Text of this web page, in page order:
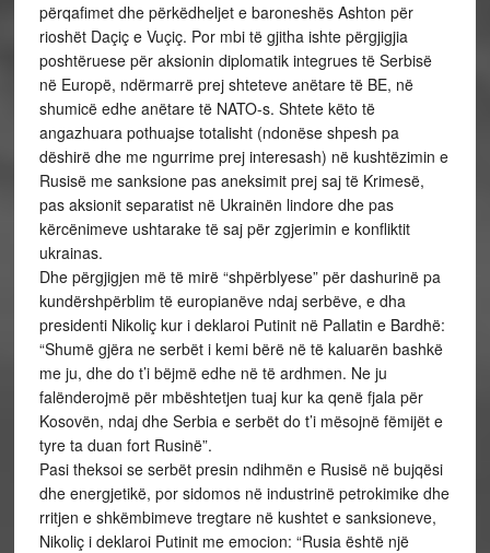
përqafimet dhe përkëdheljet e baroneshës Ashton për
rioshët Daçiç e Vuçiç. Por mbi të gjitha ishte përgjigjia
poshtëruese për aksionin diplomatik integrues të Serbisë
në Europë, ndërmarrë prej shteteve anëtare të BE, në
shumicë edhe anëtare të NATO-s. Shtete këto të
angazhuara pothuajse totalisht (ndonëse shpesh pa
dëshirë dhe me ngurrime prej interesash) në kushtëzimin e
Rusisë me sanksione pas aneksimit prej saj të Krimesë,
pas aksionit separatist në Ukrainën lindore dhe pas
kërcënimeve ushtarake të saj për zgjerimin e konfliktit
ukrainas.
Dhe përgjigjen më të mirë “shpërblyese” për dashurinë pa
kundërshpërblim të europianëve ndaj serbëve, e dha
presidenti Nikoliç kur i deklaroi Putinit në Pallatin e Bardhë:
“Shumë gjëra ne serbët i kemi bërë në të kaluarën bashkë
me ju, dhe do t’i bëjmë edhe në të ardhmen. Ne ju
falënderojmë për mbështetjen tuaj kur ka qenë fjala për
Kosovën, ndaj dhe Serbia e serbët do t’i mësojnë fëmijët e
tyre ta duan fort Rusinë”.
Pasi theksoi se serbët presin ndihmën e Rusisë në bujqësi
dhe energjetikë, por sidomos në industrinë petrokimike dhe
rritjen e shkëmbimeve tregtare në kushtet e sanksioneve,
Nikoliç i deklaroi Putinit me emocion: “Rusia është një